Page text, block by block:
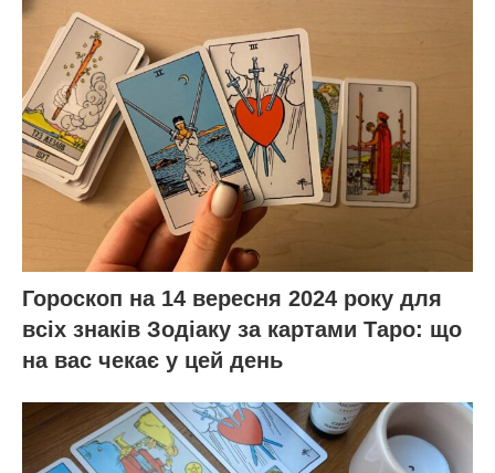
Гороскоп на 14 вересня 2024 року для
всіх знаків Зодіаку за картами Таро: що
на вас чекає у цей день